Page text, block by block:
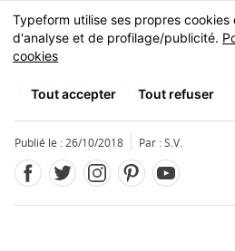
Skip
to
main
MENU
Umibudô海ぶ
Publié le : 26/10/2018 Par : S.V.
Fermer